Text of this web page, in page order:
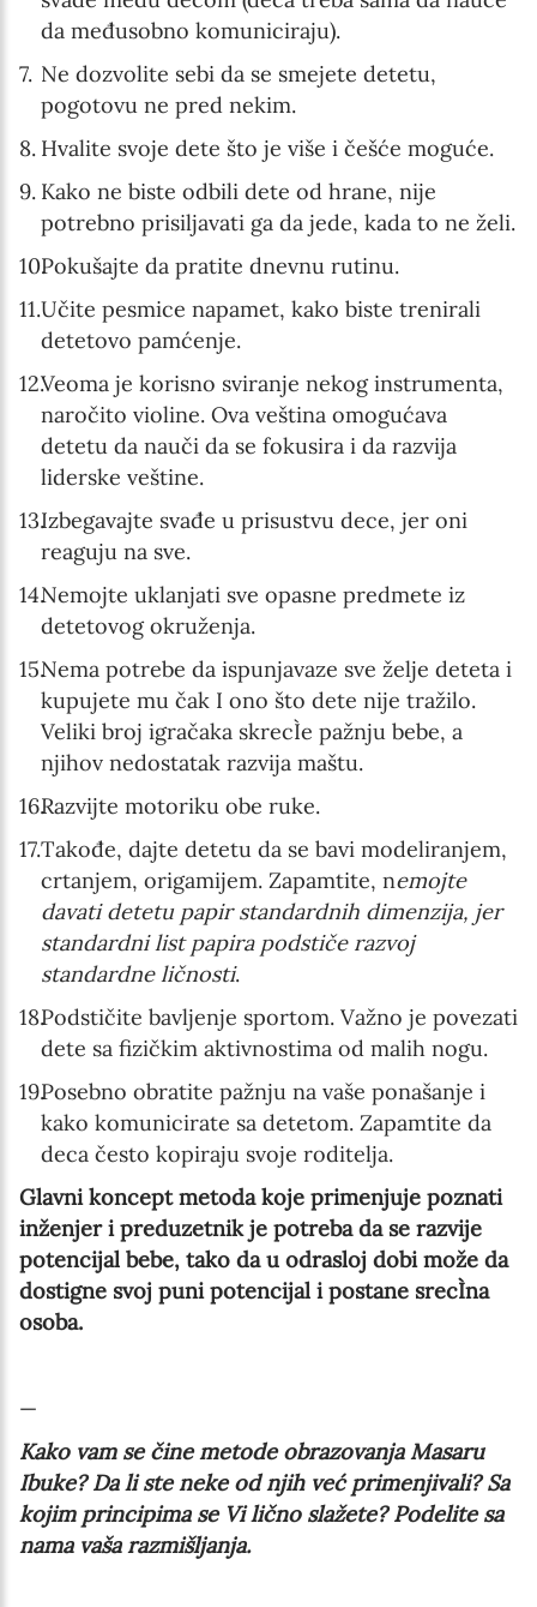
da međusobno komuniciraju).
Ne dozvolite sebi da se smejete detetu,
pogotovu ne pred nekim.
Hvalite svoje dete što je više i češće moguće.
Kako ne biste odbili dete od hrane, nije
potrebno prisiljavati ga da jede, kada to ne želi.
Pokušajte da pratite dnevnu rutinu.
Učite pesmice napamet, kako biste trenirali
detetovo pamćenje.
Veoma je korisno sviranje nekog instrumenta,
naročito violine. Ova veština omogućava
detetu da nauči da se fokusira i da razvija
liderske veštine.
Izbegavajte svađe u prisustvu dece, jer oni
reaguju na sve.
Nemojte uklanjati sve opasne predmete iz
detetovog okruženja.
Nema potrebe da ispunjavaze sve želje deteta i
kupujete mu čak I ono što dete nije tražilo.
Veliki broj igračaka skrecÌe pažnju bebe, a
njihov nedostatak razvija maštu.
Razvijte motoriku obe ruke.
Takođe, dajte detetu da se bavi modeliranjem,
crtanjem, origamijem. Zapamtite, nemojte
davati detetu papir standardnih dimenzija, jer
standardni list papira podstiče razvoj
standardne ličnosti.
Podstičite bavljenje sportom. Važno je povezati
dete sa fizičkim aktivnostima od malih nogu.
Posebno obratite pažnju na vaše ponašanje i
kako komunicirate sa detetom. Zapamtite da
deca često kopiraju svoje roditelja.
Glavni koncept metoda koje primenjuje poznati
inženjer i preduzetnik je potreba da se razvije
potencijal bebe, tako da u odrasloj dobi može da
dostigne svoj puni potencijal i postane srecÌna
osoba.
—
Kako vam se čine metode obrazovanja Masaru
Ibuke? Da li ste neke od njih već primenjivali? Sa
kojim principima se Vi lično slažete? Podelite sa
nama vaša razmišljanja.